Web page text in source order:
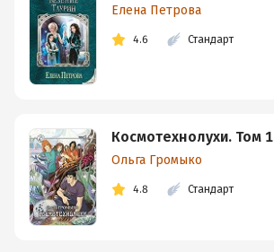
Елена Петрова
4.6 Стандарт
Космотехнолухи. Том 1
Ольга Громыко
4.8 Стандарт